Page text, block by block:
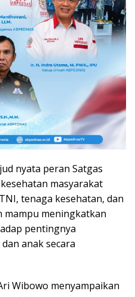
nyata peran Satgas
masyarakat
tenaga kesehatan, dan
mampu meningkatkan
pentingnya
anak secara
Wibowo menyampaikan